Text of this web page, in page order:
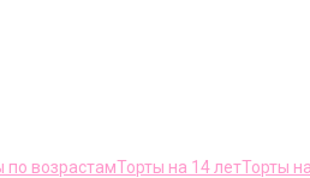
по возрастамТорты на 14 летТорты